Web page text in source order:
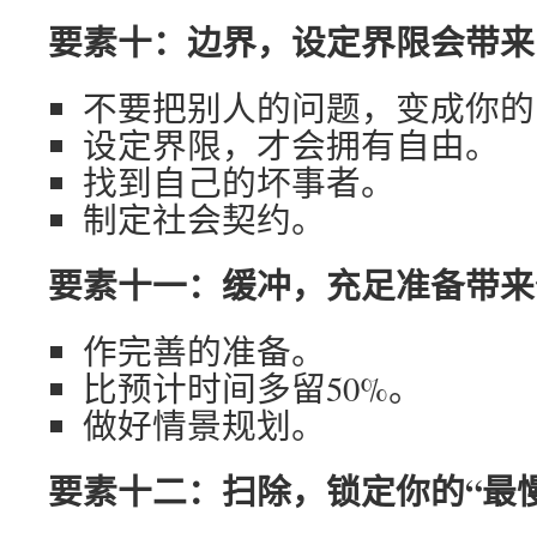
要素十：边界，设定界限会带
不要把别人的问题，变成你
设定界限，才会拥有自由。
找到自己的坏事者。
制定社会契约。
要素十一：缓冲，充足准备带
作完善的准备。
比预计时间多留50%。
做好情景规划。
要素十二：扫除，锁定你的“最